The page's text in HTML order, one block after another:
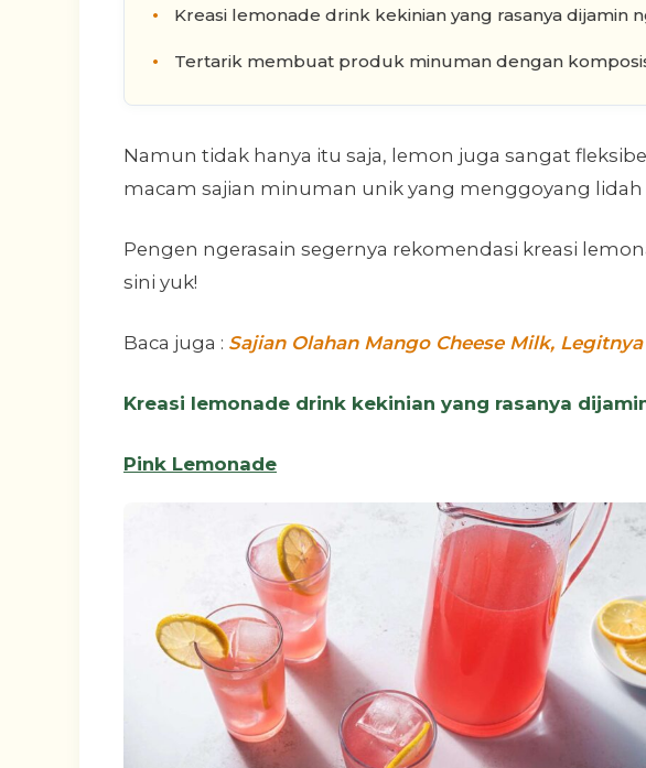
Kreasi lemonade drink kekinian yang rasanya dijamin
Tertarik membuat produk minuman dengan
Namun tidak hanya itu saja, lemon juga sangat
macam sajian minuman unik yang menggoyang lidah
Pengen ngerasain segernya rekomendasi kreasi
sini yuk!
Baca juga : Sajian Olahan Mango Cheese Milk,
Kreasi lemonade drink kekinian yang rasanya
Pink Lemonade